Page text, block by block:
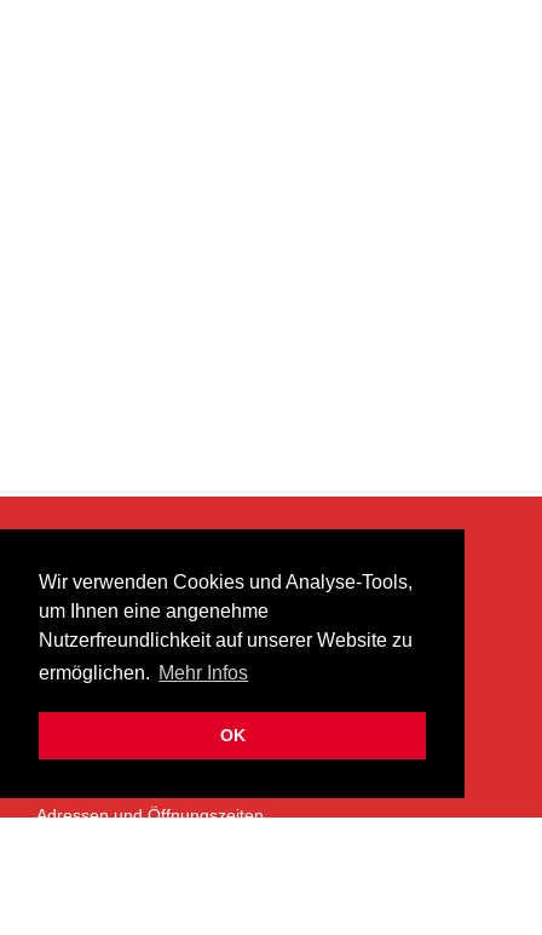
Wir verwenden Cookies und Analyse-Tools,
um Ihnen eine angenehme
Nutzerfreundlichkeit auf unserer Website zu
ermöglichen. Mehr Infos
OK
heer musik ag
Lättenstrasse 35
8952 Schlieren
info@heermusic.com
ÜBER UNS
Adressen und Öffnungszeiten